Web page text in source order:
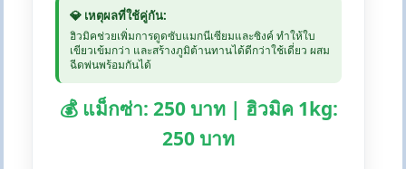
💎 เหตุผลที่ใช้คู่กัน:
ฮิวมิคช่วยเพิ่มการดูดซับแมกนีเซียมและซิงค์ ทำให้ใบ
เขียวเข้มกว่า และสร้างภูมิต้านทานได้ดีกว่าใช้เดี่ยว ผสม
ฉีดพ่นพร้อมกันได้
💰 แม็กซ่า: 250 บาท | ฮิวมิค 1kg:
250 บาท